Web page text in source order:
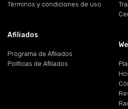
Términos y condiciones de uso
Afiliados
Programa de Afiliados
Políticas de Afiliados